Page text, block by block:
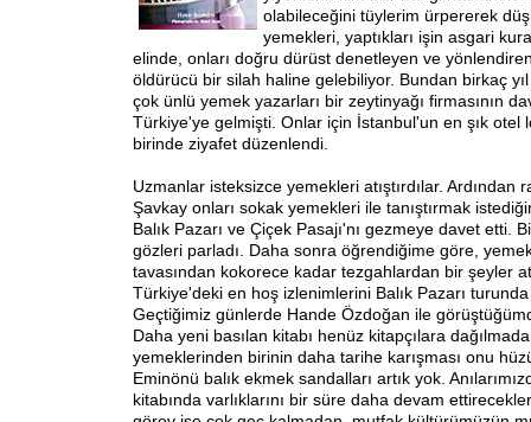
olabileceğini tüylerim ürpererek
yemekleri, yaptıkları işin asgari
elinde, onları doğru dürüst denetleyen ve
öldürücü bir silah haline gelebiliyor. Bundan birkaç
çok ünlü yemek yazarları bir zeytinyağı firmasının
Türkiye'ye gelmişti. Onlar için İstanbul'un en şık otel
birinde ziyafet düzenlendi.
Uzmanlar isteksizce yemekleri atıştırdılar. Ardından
Şavkay onları sokak yemekleri ile tanıştırmak
Balık Pazarı ve Çiçek Pasajı'nı gezmeye davet etti.
gözleri parladı. Daha sonra öğrendiğime göre,
tavasından kokorece kadar tezgahlardan bir şeyler
Türkiye'deki en hoş izlenimlerini Balık Pazarı
Geçtiğimiz günlerde Hande Özdoğan ile
Daha yeni basılan kitabı henüz kitapçılara
yemeklerinden birinin daha tarihe karışması onu
Eminönü balık ekmek sandalları artık yok.
kitabında varlıklarını bir süre daha devam